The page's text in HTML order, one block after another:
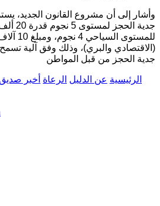
وأشار إلى أن مشروع القانون الجديد،
(الاقتصادي والبري)، وذلك وفق آلية تسمح
جدية الحجز من قبل المواطن
الرئيسية عن الدليل الرعاة أخبر صديق